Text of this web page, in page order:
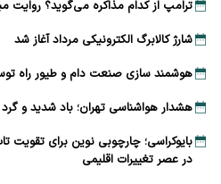
ترامپ از کدام مذاکره می‌گوید؟
شارژ کالابرگ الکترونیکی مرداد آغاز شد
هوشمند سازی صنعت دام و طیور راه
هشدار هواشناسی تهران؛ باد شدید و
بایوکراسی؛ چارچوبی نوین برای
در عصر تغییرات اقلیمی